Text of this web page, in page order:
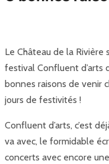
Le Château de la Rivière
festival Confluent d’arts
bonnes raisons de venir
jours de festivités !
Confluent d’arts, c’est
va avec, le formidable
concerts avec encore